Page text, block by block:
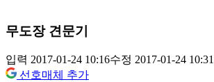
무도장 견문기
입력 2017-01-24 10:16수정 2017-01-24 10:31
선호매체 추가